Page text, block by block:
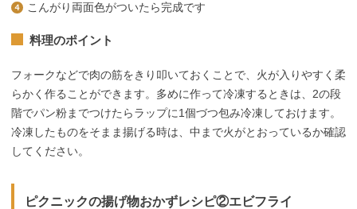
こんがり両面色がついたら完成です
料理のポイント
フォークなどで肉の筋をきり叩いておくことで、火が入りやすく柔
らかく作ることができます。多めに作って冷凍するときは、2の段
階でパン粉までつけたらラップに1個づつ包み冷凍しておけます。
冷凍したものをそまま揚げる時は、中まで火がとおっているか確認
してください。
ピクニックの揚げ物おかずレシピ②エビフライ